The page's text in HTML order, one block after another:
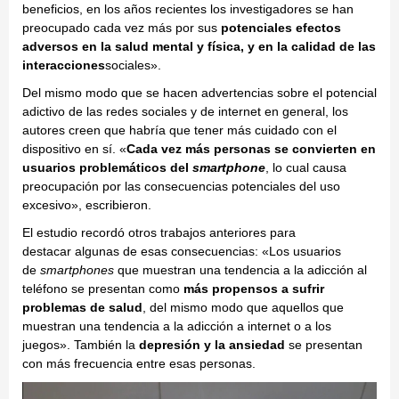
beneficios, en los años recientes los investigadores se han
preocupado cada vez más por sus potenciales efectos
adversos en la salud mental y física, y en la calidad de las
interaccionessociales».
Del mismo modo que se hacen advertencias sobre el potencial
adictivo de las redes sociales y de internet en general, los
autores creen que habría que tener más cuidado con el
dispositivo en sí. «Cada vez más personas se convierten en
usuarios problemáticos del smartphone , lo cual causa
preocupación por las consecuencias potenciales del uso
excesivo», escribieron.
El estudio recordó otros trabajos anteriores para
destacar algunas de esas consecuencias: «Los usuarios
de smartphones que muestran una tendencia a la adicción al
teléfono se presentan como más propensos a sufrir
problemas de salud , del mismo modo que aquellos que
muestran una tendencia a la adicción a internet o a los
juegos». También la depresión y la ansiedad se presentan
con más frecuencia entre esas personas.